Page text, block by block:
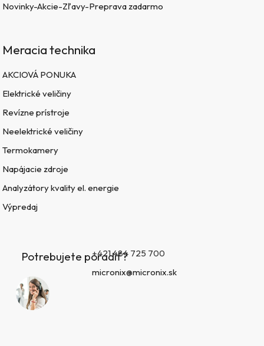
Novinky-Akcie-Zľavy-Preprava zadarmo
Meracia technika
AKCIOVÁ PONUKA
Elektrické veličiny
Revízne prístroje
Neelektrické veličiny
Termokamery
Napájacie zdroje
Analyzátory kvality el. energie
Výpredaj
Potrebujete poradiť?+421 484 725 700
micronix@micronix.sk